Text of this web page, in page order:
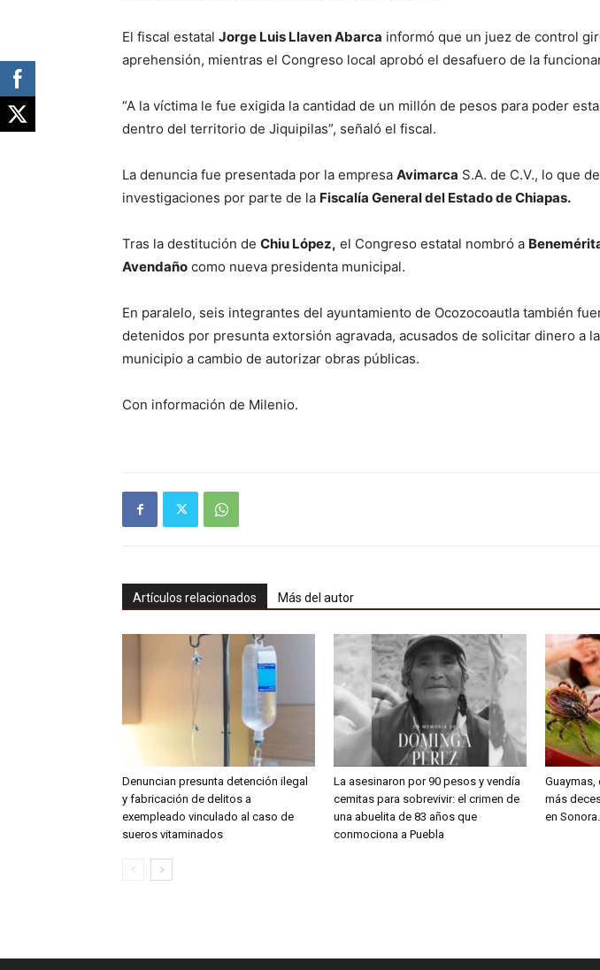
El fiscal estatal Jorge Luis Llaven Abarca informó que un juez de control
aprehensión, mientras el Congreso local aprobó el desafuero de la
“A la víctima le fue exigida la cantidad de un millón de pesos para poder
dentro del territorio de Jiquipilas”, señaló el fiscal.
La denuncia fue presentada por la empresa Avimarca S.A. de C.V., lo que
investigaciones por parte de la Fiscalía General del Estado de Chiapas.
Tras la destitución de Chiu López, el Congreso estatal nombró a
Avendaño como nueva presidenta municipal.
En paralelo, seis integrantes del ayuntamiento de Ocozocoautla también
detenidos por presunta extorsión agravada, acusados de solicitar dinero a
municipio a cambio de autorizar obras públicas.
Con información de Milenio.
Artículos relacionados Más del autor
Denuncian presunta detención ilegal
y fabricación de delitos a
exempleado vinculado al caso de
sueros vitaminados
La asesinaron por 90 pesos y vendía
cemitas para sobrevivir: el crimen de
una abuelita de 83 años que
conmociona a Puebla
más
en Sonora.